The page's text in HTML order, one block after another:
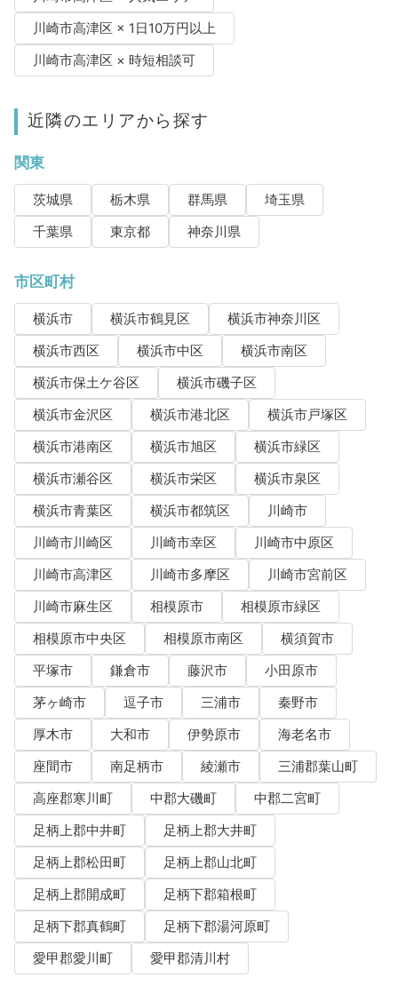
川崎市高津区 × 1日10万円以上
川崎市高津区 × 時短相談可
近隣のエリアから探す
関東
茨城県 栃木県 群馬県
埼玉県
千葉県
東京都 神奈川県
市区町村
横浜市 横浜市鶴見区
横浜市神奈川区
横浜市西区
横浜市中区
横浜市南区
横浜市保土ケ谷区
横浜市磯子区
横浜市金沢区
横浜市港北区
横浜市戸塚区
横浜市港南区
横浜市旭区
横浜市緑区
横浜市瀬谷区
横浜市栄区
横浜市泉区
横浜市青葉区
横浜市都筑区
川崎市
川崎市川崎区
川崎市幸区
川崎市中原区
川崎市高津区
川崎市多摩区
川崎市宮前区
川崎市麻生区
相模原市
相模原市緑区
相模原市中央区
相模原市南区
横須賀市
平塚市
鎌倉市 藤沢市
小田原市
茅ヶ崎市
逗子市 三浦市
秦野市
厚木市
大和市 伊勢原市
海老名市
座間市
南足柄市 綾瀬市
三浦郡葉山町
高座郡寒川町
中郡大磯町
中郡二宮町
足柄上郡中井町
足柄上郡大井町
足柄上郡松田町
足柄上郡山北町
足柄上郡開成町
足柄下郡箱根町
足柄下郡真鶴町
足柄下郡湯河原町
愛甲郡愛川町
愛甲郡清川村